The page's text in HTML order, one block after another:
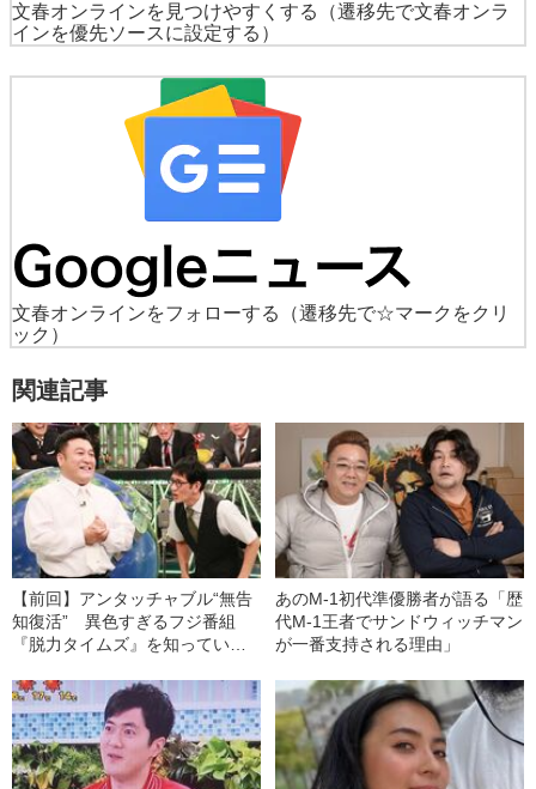
文春オンラインを見つけやすくする
（遷移先で文春オンラ
インを優先ソースに設定する）
文春オンラインをフォローする
（遷移先で☆マークをクリ
ック）
関連記事
【前回】アンタッチャブル“無告
知復活” 異色すぎるフジ番組
『脱力タイムズ』を知っていま
あのM-1初代準優勝者が語る「歴
代M-1王者でサンドウィッチマン
が一番支持される理由」